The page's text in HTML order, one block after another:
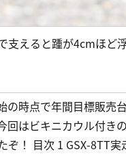
支えると踵が4cmほど
の時点で年間目標販売
回はビキニカウル付き
ぞ！ 目次 1 GSX-8TT